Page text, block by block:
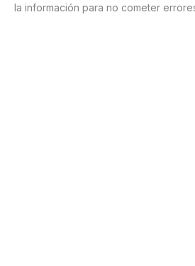
la información para no cometer